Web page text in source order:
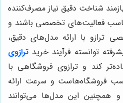
شناخت دقیق نیاز مصرف‌کننده
فعالیت‌های تخصصی باشند و
ترازو با ارائه مدل‌های دقیق،
توانسته فرآیند خرید ترازوی
کند و ترازوی فروشگاهی با
فروشگاه‌هاست و سرعت ارائه
همچنین این مدل‌ها می‌توانند